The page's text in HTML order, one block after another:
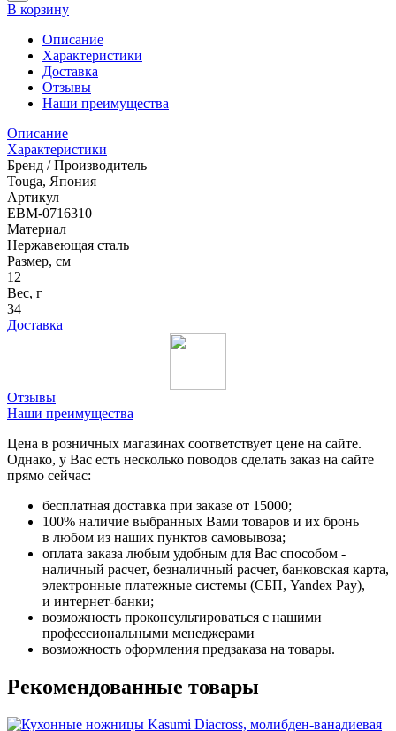
В корзину
Описание
Характеристики
Доставка
Отзывы
Наши преимущества
Описание
Характеристики
Бренд / Производитель
Touga, Япония
Артикул
EBM-0716310
Материал
Нержавеющая сталь
Размер, см
12
Вес, г
34
Доставка
Отзывы
Наши преимущества
Цена в розничных магазинах соответствует цене на сайте.
Однако, у Вас есть несколько поводов сделать заказ на сайте
прямо сейчас:
бесплатная доставка при заказе от 15000;
100% наличие выбранных Вами товаров и их бронь
в любом из наших пунктов самовывоза;
оплата заказа любым удобным для Вас способом -
наличный расчет, безналичный расчет, банковская карта,
электронные платежные системы (СБП, Yandex Pay),
и интернет-банки;
возможность проконсультироваться с нашими
профессиональными менеджерами
возможность оформления предзаказа на товары.
Рекомендованные товары